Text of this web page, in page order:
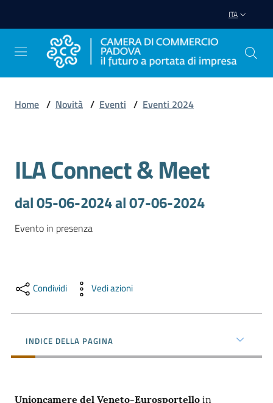
ITA
Impresa
territorio
Tutelare
Impresa
Home / Novità / Eventi / Eventi 2024
Salta al contenuto
ILA Connect & Meet
dal 05-06-2024 al 07-06-2024
Evento in presenza
Condividi Vedi azioni
INDICE DELLA PAGINA
Unioncamere del Veneto-Eurosportello in